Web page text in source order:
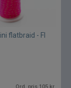
flatbraid - Fl
Ord. pris 105 kr